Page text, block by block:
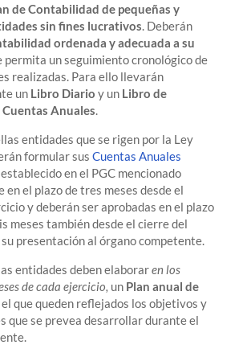
de Contabilidad de pequeñas y
sin fines lucrativos . Deberán
ordenada y adecuada a su
permita un seguimiento cronológico de
realizadas. Para ello llevarán
un Libro Diario y un Libro de
Anuales
entidades que se rigen por la Ley
formular sus Cuentas Anuales
en el PGC mencionado
el plazo de tres meses desde el
y deberán ser aprobadas en el plazo
meses también desde el cierre del
presentación al órgano competente.
entidades deben elaboraren los
de cada ejercicio, unPlan anual de
el que queden reflejados los objetivos y
que se prevea desarrollar durante el